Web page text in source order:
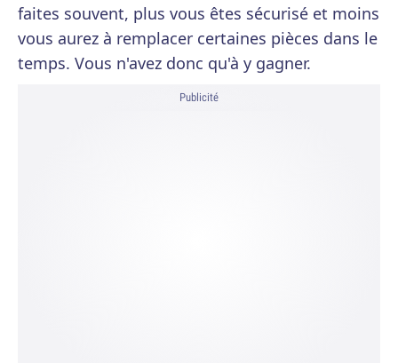
faites souvent, plus vous êtes sécurisé et moins
vous aurez à remplacer certaines pièces dans le
temps. Vous n'avez donc qu'à y gagner.
Publicité